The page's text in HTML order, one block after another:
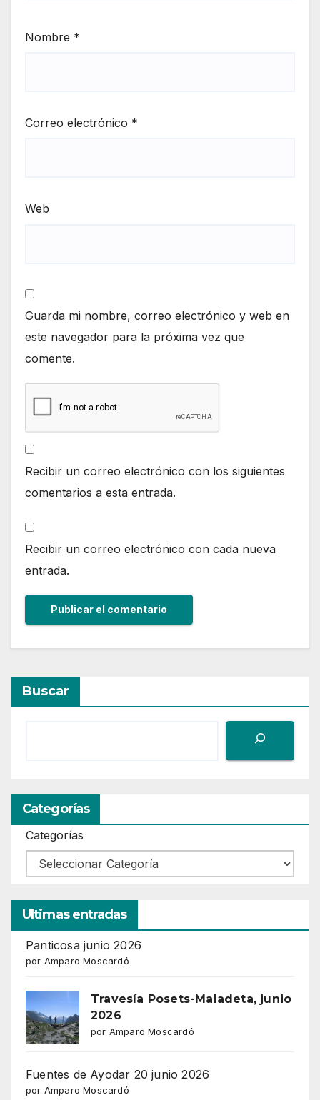
Nombre *
Correo electrónico *
Web
Guarda mi nombre, correo electrónico y web en
este navegador para la próxima vez que
comente.
Recibir un correo electrónico con los siguientes
comentarios a esta entrada.
Recibir un correo electrónico con cada nueva
entrada.
Buscar
Categorías
Categorías
Ultimas entradas
Panticosa junio 2026
por Amparo Moscardó
Travesía Posets-Maladeta, junio
2026
por Amparo Moscardó
Fuentes de Ayodar 20 junio 2026
por Amparo Moscardó